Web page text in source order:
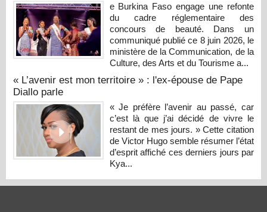
e Burkina Faso engage une refonte
du cadre réglementaire des
concours de beauté. Dans un
communiqué publié ce 8 juin 2026, le
ministère de la Communication, de la
Culture, des Arts et du Tourisme a...
« L’avenir est mon territoire » : l'ex-épouse de Pape
Diallo parle
« Je préfère l’avenir au passé, car
c’est là que j’ai décidé de vivre le
restant de mes jours. » Cette citation
de Victor Hugo semble résumer l’état
d’esprit affiché ces derniers jours par
Kya...